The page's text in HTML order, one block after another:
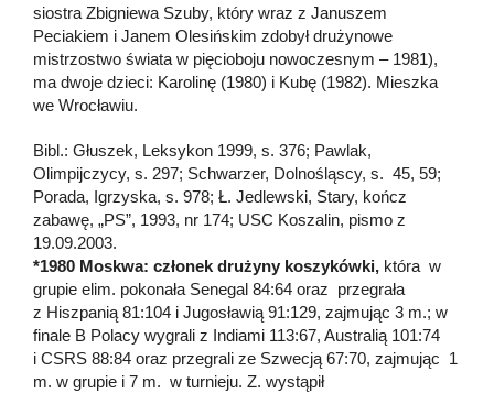
siostra Zbigniewa Szuby, który wraz z Januszem
Peciakiem i Janem Olesińskim zdobył drużynowe
mistrzostwo świata w pięcioboju nowoczesnym – 1981),
ma dwoje dzieci: Karolinę (1980) i Kubę (1982). Mieszka
we Wrocławiu.
Bibl.: Głuszek, Leksykon 1999, s. 376; Pawlak,
Olimpijczycy, s. 297; Schwarzer, Dolnośląscy, s. 45, 59;
Porada, Igrzyska, s. 978; Ł. Jedlewski, Stary, kończ
zabawę, „PS”, 1993, nr 174; USC Koszalin, pismo z
19.09.2003.
*1980 Moskwa: członek drużyny koszykówki, która w
grupie elim. pokonała Senegal 84:64 oraz przegrała
z Hiszpanią 81:104 i Jugosławią 91:129, zajmując 3 m.; w
finale B Polacy wygrali z Indiami 113:67, Australią 101:74
i CSRS 88:84 oraz przegrali ze Szwecją 67:70, zajmując 1
m. w grupie i 7 m. w turnieju. Z. wystąpił